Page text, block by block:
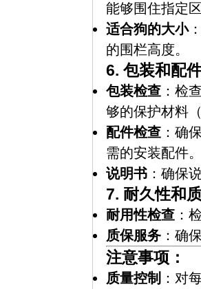
能够围住指定
适合狗的大小
的围栏高度。
6. 包装和配
包装检查 ：检
够的保护材料
配件检查 ：确
需的安装配件
说明书 ：确保
7. 耐久性和
耐用性检查 ：
质保服务 ：确
注意事项：
质量控制 ：对